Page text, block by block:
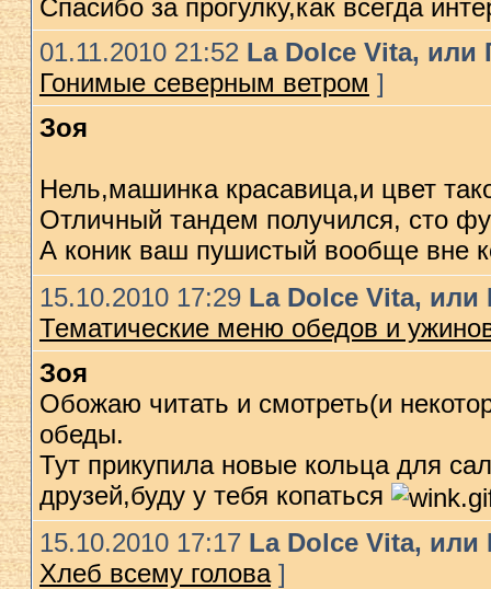
Спасибо за прогулку,как всегда
01.11.2010 21:52 La Dolce Vita, или
Гонимые северным ветром ]
Зоя
Нель,машинка красавица,и цвет
Отличный тандем получился, сто
А коник ваш пушистый вообще вне
15.10.2010 17:29 La Dolce Vita,
Тематические меню обедов и
Зоя
Обожаю читать и смотреть(и
обеды.
Тут прикупила новые кольца для
друзей,буду у тебя копаться
15.10.2010 17:17 La Dolce Vita,
Хлеб всему голова]